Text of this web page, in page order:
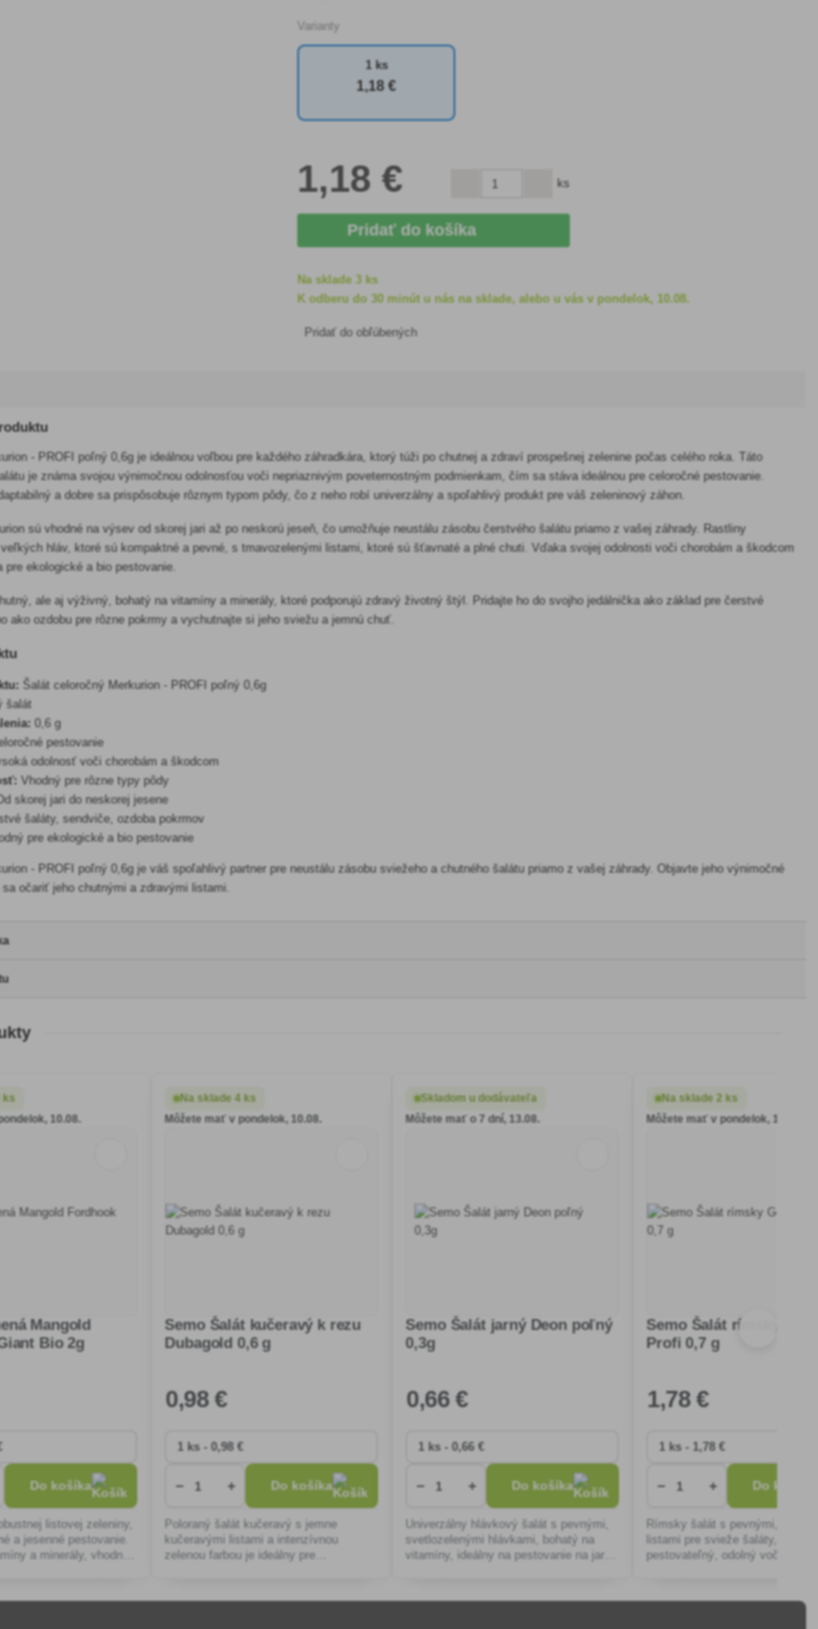
Varianty
1 ks
1,18 €
1,18 € ks
Pridať do košíka
Na sklade 3 ks
K odberu do 30 minút u nás na sklade, alebo u vás v pondelok, 10.08.
Pridať do obľúbených
- PROFI poľný 0,6g je ideálnou voľbou pre každého záhradkára, ktorý túži po chutnej a zdraví prospešnej zelenine počas celého roka. Táto
je známa svojou výnimočnou odolnosťou voči nepriaznivým poveternostným podmienkam, čím sa stáva ideálnou pre celoročné pestovanie.
a dobre sa prispôsobuje rôznym typom pôdy, čo z neho robí univerzálny a spoľahlivý produkt pre váš zeleninový záhon.
sú vhodné na výsev od skorej jari až po neskorú jeseň, čo umožňuje neustálu zásobu čerstvého šalátu priamo z vašej záhrady. Rastliny
hláv, ktoré sú kompaktné a pevné, s tmavozelenými listami, ktoré sú šťavnaté a plné chuti. Vďaka svojej odolnosti voči chorobám a škodcom
pre ekologické a bio pestovanie.
ale aj výživný, bohatý na vitamíny a minerály, ktoré podporujú zdravý životný štýl. Pridajte ho do svojho jedálnička ako základ pre čerstvé
ako ozdobu pre rôzne pokrmy a vychutnajte si jeho sviežu a jemnú chuť.
Šalát celoročný Merkurion - PROFI poľný 0,6g
šalát
0,6 g
pestovanie
odolnosť voči chorobám a škodcom
Vhodný pre rôzne typy pôdy
skorej jari do neskorej jesene
šaláty, sendviče, ozdoba pokrmov
pre ekologické a bio pestovanie
- PROFI poľný 0,6g je váš spoľahlivý partner pre neustálu zásobu sviežeho a chutného šalátu priamo z vašej záhrady. Objavte jeho výnimočné
očariť jeho chutnými a zdravými listami.
ks
10.08.
Mangold
Bio 2g
Do košíka
listovej zeleniny,
a jesenné pestovanie.
a minerály, vhodné
Na sklade 4 ks
Môžete mať v pondelok, 10.08.
Semo Šalát kučeravý k rezu
Dubagold 0,6 g
0,98 €
− + Do košíka
Poloraný šalát kučeravý s jemne
kučeravými listami a intenzívnou
zelenou farbou je ideálny pre
celosezónny zbe
Skladom u dodávateľa
Môžete mať o 7 dní, 13.08.
Semo Šalát jarný Deon poľný
0,3g
0,66 €
− + Do košíka
Univerzálny hlávkový šalát s pevnými,
svetlozelenými hlávkami, bohatý na
vitamíny, ideálny na pestovanie na jar a
Na sklade 2 ks
Môžete mať v pondelok, 10.08.
Semo Šalát rímsky
Profi 0,7 g
1,78 €
− + Do košíka
Rímsky šalát s pevnými,
listami pre svieže šaláty, ľahko
pestovateľný, odolný voči
výnosnosťou.